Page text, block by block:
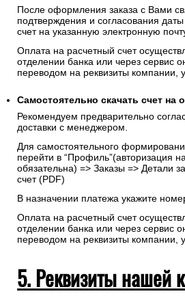
После оформления заказа с Вами
подтверждения и согласования
счет на указанную электронную
Оплата на расчетный счет
отделении банка или через сервис
переводом на реквизиты компании,
Самостоятельно скачать счет на
Рекомендуем предварительно
доставки с менеджером.
Для самостоятельного
перейти в “Профиль”(авторизация
обязательна) => Заказы => Детали
счет (PDF)
В назначении платежа укажите
Оплата на расчетный счет
отделении банка или через сервис
переводом на реквизиты компании,
5. Реквизиты нашей